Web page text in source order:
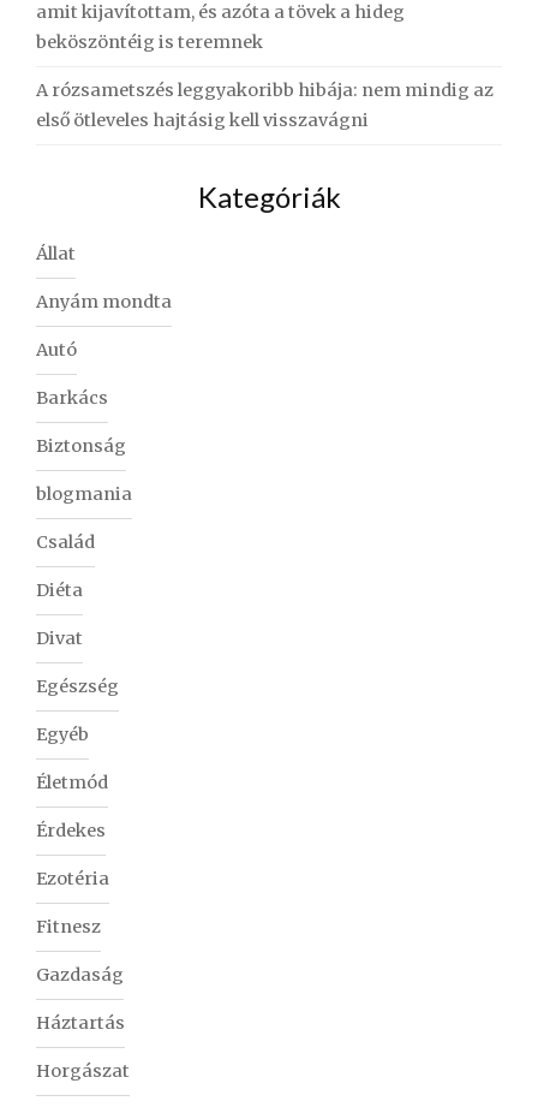
amit kijavítottam, és azóta a tövek a hideg
beköszöntéig is teremnek
A rózsametszés leggyakoribb hibája: nem mindig az
első ötleveles hajtásig kell visszavágni
Kategóriák
Állat
Anyám mondta
Autó
Barkács
Biztonság
blogmania
Család
Diéta
Divat
Egészség
Egyéb
Életmód
Érdekes
Ezotéria
Fitnesz
Gazdaság
Háztartás
Horgászat